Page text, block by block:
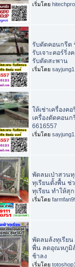
เริ่มโดย
รับตัดคอนกรีต
รับเจาะคอร์ริ่
รับตัดสะพาน
เริ่มโดย sayjung1
ให้เช่าเครื่องค
เครื่องตัดคอน
6616557
เริ่มโดย sayjung1
พัดลมเป่าสวนทุ
ทุเรียนตั้งพื้น ช่
ทุเรียน ทำให้สุ
เริ่มโดย
พัดลมล้งทุเรียน
พื่น ลดอุณหภูมิล้
ช้าลง
เริ่มโดย